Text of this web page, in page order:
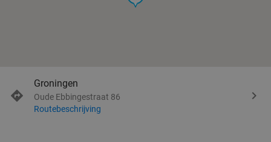
Groningen
Oude Ebbingestraat 86
Routebeschrijving